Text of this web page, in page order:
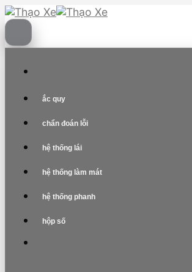
Skip
to
content
ắc quy
chẩn đoán lỗi
hệ thống lái
hệ thống làm mát
hệ thống phanh
hộp số